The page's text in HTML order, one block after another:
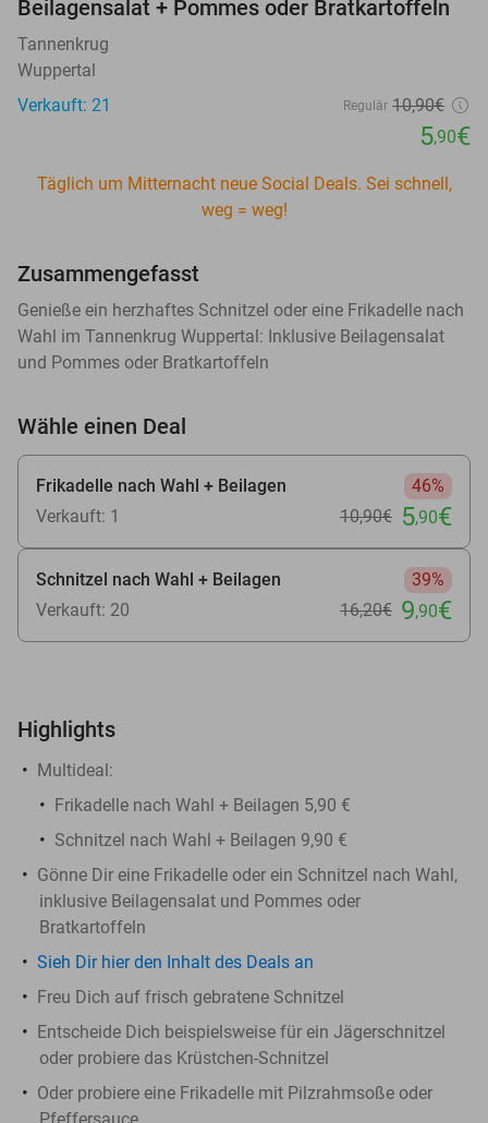
Beilagensalat + Pommes oder Bratkartoffeln
Tannenkrug
Wuppertal
Verkauft: 21
Regulär 10,90€
5,90€
Täglich um Mitternacht neue Social Deals. Sei schnell,
weg = weg!
Zusammengefasst
Genieße ein herzhaftes Schnitzel oder eine Frikadelle nach
Wahl im Tannenkrug Wuppertal: Inklusive Beilagensalat
und Pommes oder Bratkartoffeln
Wähle einen Deal
Frikadelle nach Wahl + Beilagen
46%
Verkauft: 1
10,90€ 5,90€
Schnitzel nach Wahl + Beilagen
39%
Verkauft: 20
16,20€ 9,90€
Highlights
Multideal:
Frikadelle nach Wahl + Beilagen 5,90 €
Schnitzel nach Wahl + Beilagen 9,90 €
Gönne Dir eine Frikadelle oder ein Schnitzel nach Wahl,
inklusive Beilagensalat und Pommes oder
Bratkartoffeln
Sieh Dir hier den Inhalt des Deals an
Freu Dich auf frisch gebratene Schnitzel
Entscheide Dich beispielsweise für ein Jägerschnitzel
oder probiere das Krüstchen-Schnitzel
Oder probiere eine Frikadelle mit Pilzrahmsoße oder